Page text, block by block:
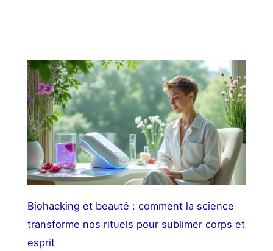
Biohacking et beauté : comment la science
transforme nos rituels pour sublimer corps et
esprit